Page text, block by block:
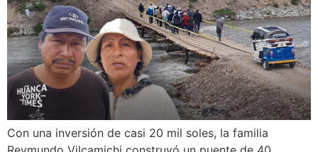
Con una inversión de casi 20 mil soles, la familia